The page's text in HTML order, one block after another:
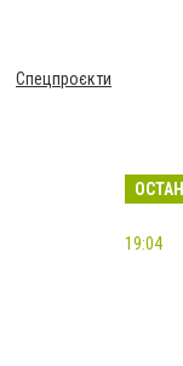
Спецпроєкти
19:04